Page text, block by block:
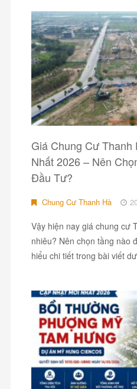
Giá Chung Cư
Nhất 2026 – Nên
Đầu Tư?
Chung Cư Thanh Hà
Vậy hiện nay giá chung cư
nhiêu? Nên chọn tầng nào
hiểu chi tiết trong bài viết